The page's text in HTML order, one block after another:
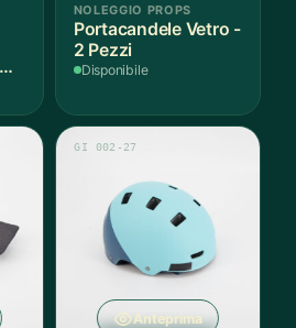
NOLEGGIO PROPS
Portacandele Vetro -
2 Pezzi
Disponibile
Anteprima
GI 002-27